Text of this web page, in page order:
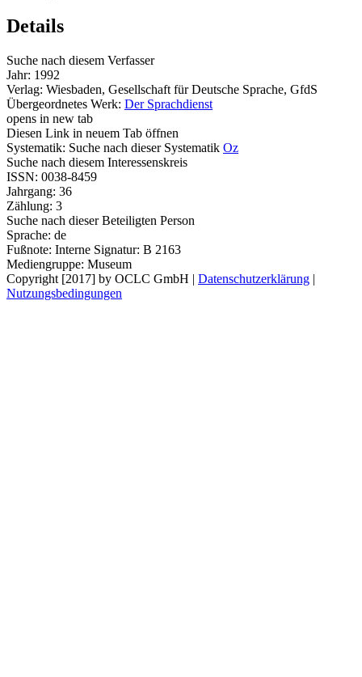
Details
Suche nach diesem Verfasser
Jahr: 1992
Verlag: Wiesbaden, Gesellschaft für Deutsche Sprache, GfdS
Übergeordnetes Werk: Der Sprachdienst
opens in new tab
Diesen Link in neuem Tab öffnen
Systematik: Suche nach dieser Systematik Oz
Suche nach diesem Interessenskreis
ISSN: 0038-8459
Jahrgang: 36
Zählung: 3
Suche nach dieser Beteiligten Person
Sprache: de
Fußnote: Interne Signatur: B 2163
Mediengruppe: Museum
Copyright [2017] by OCLC GmbH | Datenschutzerklärung |
Nutzungsbedingungen